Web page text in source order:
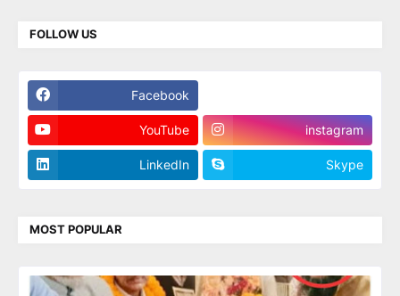
FOLLOW US
Facebook
YouTube instagram
LinkedIn Skype
MOST POPULAR